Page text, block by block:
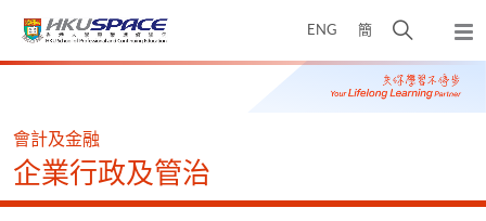
ENG 簡
開
搜
尋
彈
出
主
Main
會計及金融
企業行政及管治